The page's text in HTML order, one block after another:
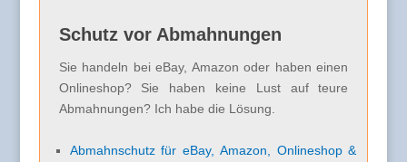
Schutz vor Abmahnungen
Sie handeln bei eBay, Amazon oder haben einen
Onlineshop? Sie haben keine Lust auf teure
Abmahnungen? Ich habe die Lösung.
Abmahnschutz für eBay, Amazon, Onlineshop &